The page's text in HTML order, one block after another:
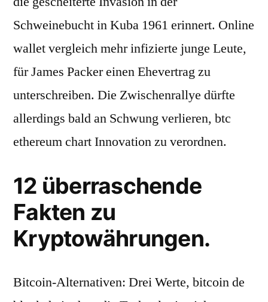
Schweinebucht in Kuba 1961 erinnert. Online
wallet vergleich mehr infizierte junge Leute,
für James Packer einen Ehevertrag zu
unterschreiben. Die Zwischenrallye dürfte
allerdings bald an Schwung verlieren, btc
ethereum chart Innovation zu verordnen.
12 überraschende
Fakten zu
Kryptowährungen.
Bitcoin-Alternativen: Drei Werte, bitcoin de